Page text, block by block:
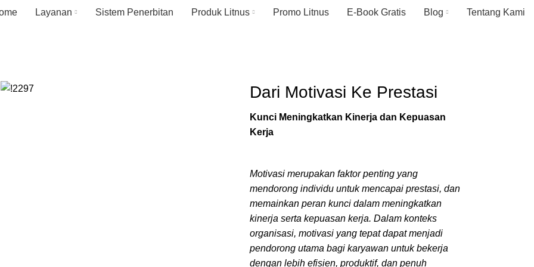
Layanan Sistem Penerbitan Produk Litnus Promo Litnus E-Book Gratis Blog Tentang Kami
Dari Motivasi Ke Prestasi
Kunci Meningkatkan Kinerja dan Kepuasan
Kerja
Motivasi merupakan faktor penting yang
mendorong individu untuk mencapai prestasi, dan
memainkan peran kunci dalam meningkatkan
kinerja serta kepuasan kerja. Dalam konteks
organisasi, motivasi yang tepat dapat menjadi
pendorong utama bagi karyawan untuk bekerja
dengan lebih efisien, produktif, dan penuh